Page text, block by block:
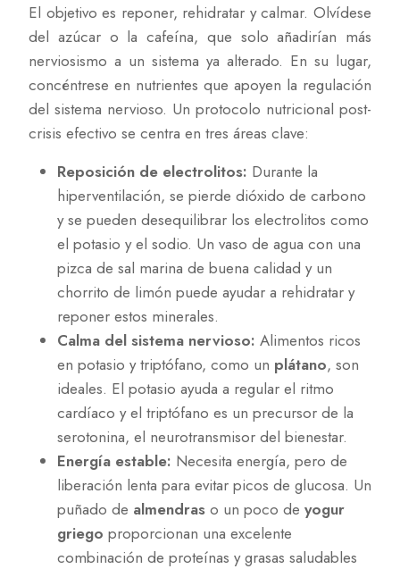
El objetivo es reponer, rehidratar y calmar. Olvídese
del azúcar o la cafeína, que solo añadirían más
nerviosismo a un sistema ya alterado. En su lugar,
concéntrese en nutrientes que apoyen la regulación
del sistema nervioso. Un protocolo nutricional post-
crisis efectivo se centra en tres áreas clave:
Reposición de electrolitos: Durante la
hiperventilación, se pierde dióxido de carbono
y se pueden desequilibrar los electrolitos como
el potasio y el sodio. Un vaso de agua con una
pizca de sal marina de buena calidad y un
chorrito de limón puede ayudar a rehidratar y
reponer estos minerales.
Calma del sistema nervioso: Alimentos ricos
en potasio y triptófano, como un plátano, son
ideales. El potasio ayuda a regular el ritmo
cardíaco y el triptófano es un precursor de la
serotonina, el neurotransmisor del bienestar.
Energía estable: Necesita energía, pero de
liberación lenta para evitar picos de glucosa. Un
puñado de almendras o un poco de yogur
griego proporcionan una excelente
combinación de proteínas y grasas saludables